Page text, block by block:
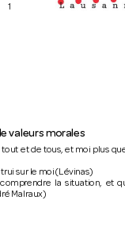
1
valeurs morales
tout et de tous, et moi plus
sur le moi (Lévinas)
comprendre la situation, et
Malraux)